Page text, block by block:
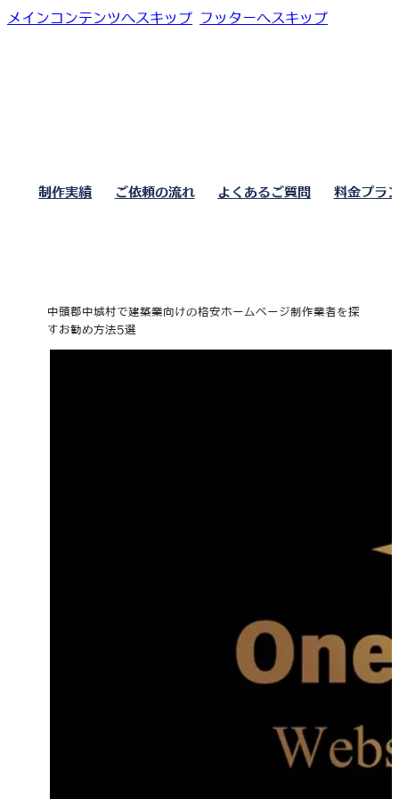
メインコンテンツへスキップ フッターへスキップ
制作実績 ご依頼の流れ よくあるご質問 料金プラ
中頭郡中城村で建築業向けの格安ホームページ制作業者を探
すお勧め方法5選